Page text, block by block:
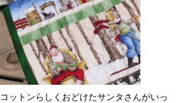
ットンらしくおどけたサンタさんがいっ